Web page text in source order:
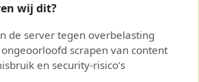
wij dit?
de server tegen overbelasting
scrapen van content
en security-risico’s